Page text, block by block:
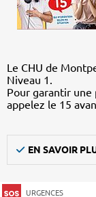
Le CHU de
Niveau 1.
Pour garantir une
appelez le 15
EN SAVOIR
URGENCES